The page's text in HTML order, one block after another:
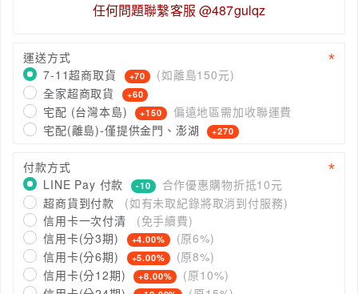
任何問題聯繫客服 @487gulqz
運送方式
7-11超商取貨
+70
(如離島150元)
全家超商取貨
+60
宅配 (台灣本島) +150
偏遠地區需加收聯運費
宅配(離島)-僅提供金門、澎湖
+270
付款方式
LINE Pay 付款
-10
合作優惠購物折抵10元
超商貨到付款
(如有未取紀錄將取消到付服務)
信用卡一次付清
(免手續費)
信用卡(分3期)
+4.00%
(原6%)
信用卡(分6期)
+5.00%
(原8%)
信用卡(分12期)
+8.00%
(原10%)